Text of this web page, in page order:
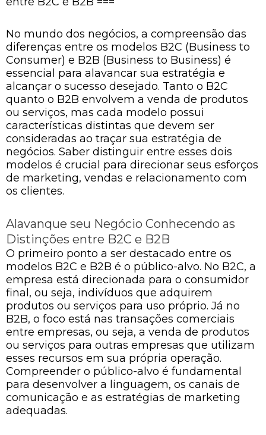
No mundo dos negócios, a compreensão das
diferenças entre os modelos B2C (Business to
Consumer) e B2B (Business to Business) é
essencial para alavancar sua estratégia e
alcançar o sucesso desejado. Tanto o B2C
quanto o B2B envolvem a venda de produtos
ou serviços, mas cada modelo possui
características distintas que devem ser
consideradas ao traçar sua estratégia de
negócios. Saber distinguir entre esses dois
modelos é crucial para direcionar seus esforços
de marketing, vendas e relacionamento com
os clientes.
Alavanque seu Negócio Conhecendo as
Distinções entre B2C e B2B
O primeiro ponto a ser destacado entre os
modelos B2C e B2B é o público-alvo. No B2C, a
empresa está direcionada para o consumidor
final, ou seja, indivíduos que adquirem
produtos ou serviços para uso próprio. Já no
B2B, o foco está nas transações comerciais
entre empresas, ou seja, a venda de produtos
ou serviços para outras empresas que utilizam
esses recursos em sua própria operação.
Compreender o público-alvo é fundamental
para desenvolver a linguagem, os canais de
comunicação e as estratégias de marketing
adequadas.